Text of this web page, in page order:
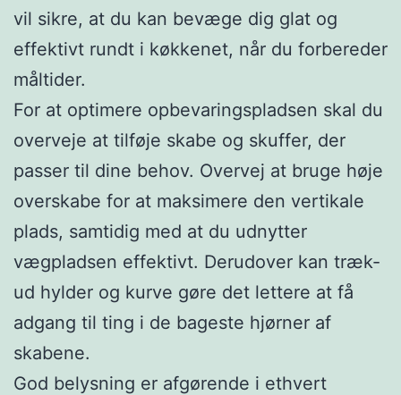
vil sikre, at du kan bevæge dig glat og
effektivt rundt i køkkenet, når du forbereder
måltider.
For at optimere opbevaringspladsen skal du
overveje at tilføje skabe og skuffer, der
passer til dine behov. Overvej at bruge høje
overskabe for at maksimere den vertikale
plads, samtidig med at du udnytter
vægpladsen effektivt. Derudover kan træk-
ud hylder og kurve gøre det lettere at få
adgang til ting i de bageste hjørner af
skabene.
God belysning er afgørende i ethvert